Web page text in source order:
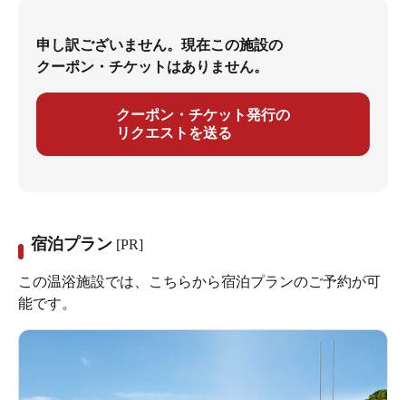
申し訳ございません。現在この施設の
クーポン・チケットはありません。
クーポン・チケット発行の
リクエストを送る
宿泊プラン [PR]
この温浴施設では、こちらから宿泊プランのご予約が可
能です。